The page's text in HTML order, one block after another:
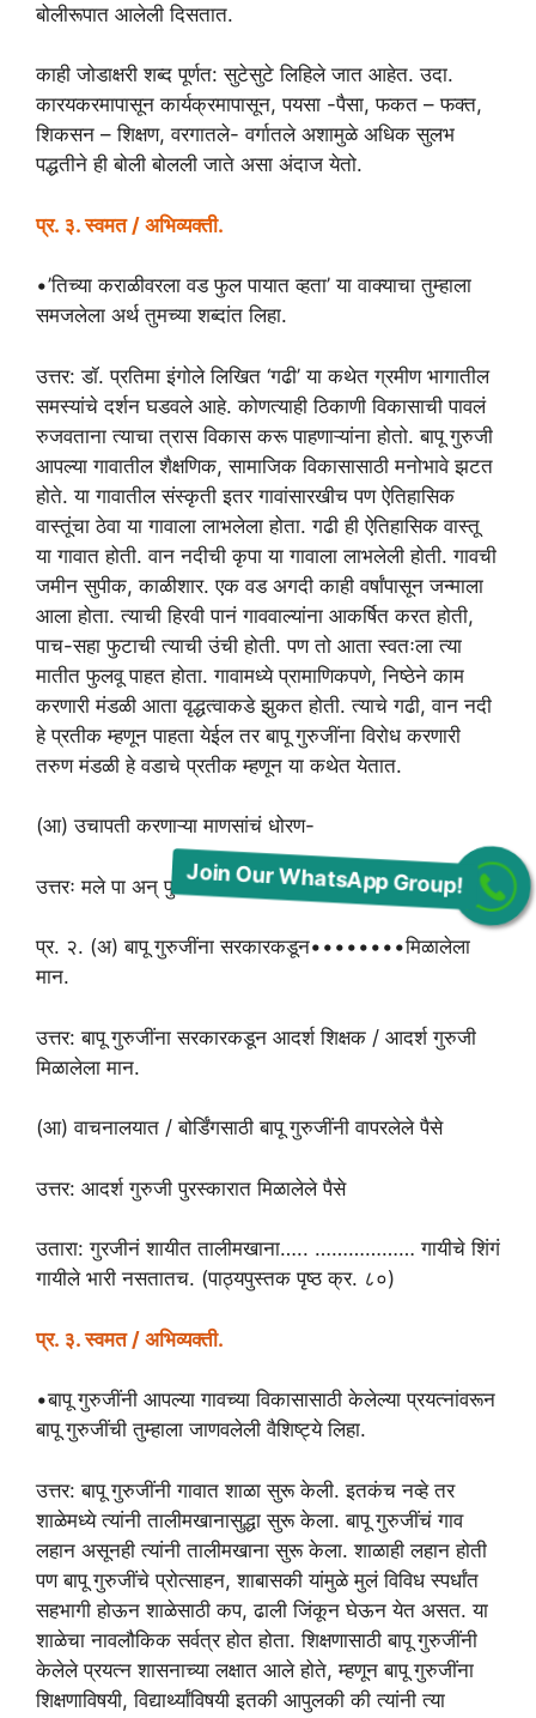
बोलीरूपात आलेली दिसतात.
काही जोडाक्षरी शब्द पूर्णत: सुटेसुटे लिहिले जात आहेत. उदा.
कारयकरमापासून कार्यक्रमापासून, पयसा -पैसा, फकत – फक्त,
शिकसन – शिक्षण, वरगातले- वर्गातले अशामुळे अधिक सुलभ
पद्धतीने ही बोली बोलली जाते असा अंदाज येतो.
प्र. ३. स्वमत / अभिव्यक्ती.
•’तिच्या कराळीवरला वड फुल पायात व्हता’ या वाक्याचा तुम्हाला
समजलेला अर्थ तुमच्या शब्दांत लिहा.
उत्तर: डॉ. प्रतिमा इंगोले लिखित ‘गढी’ या कथेत ग्रमीण भागातील
समस्यांचे दर्शन घडवले आहे. कोणत्याही ठिकाणी विकासाची पावलं
रुजवताना त्याचा त्रास विकास करू पाहणाऱ्यांना होतो. बापू गुरुजी
आपल्या गावातील शैक्षणिक, सामाजिक विकासासाठी मनोभावे झटत
होते. या गावातील संस्कृती इतर गावांसारखीच पण ऐतिहासिक
वास्तूंचा ठेवा या गावाला लाभलेला होता. गढी ही ऐतिहासिक वास्तू
या गावात होती. वान नदीची कृपा या गावाला लाभलेली होती. गावची
जमीन सुपीक, काळीशार. एक वड अगदी काही वर्षांपासून जन्माला
आला होता. त्याची हिरवी पानं गाववाल्यांना आकर्षित करत होती,
पाच-सहा फुटाची त्याची उंची होती. पण तो आता स्वतःला त्या
मातीत फुलवू पाहत होता. गावामध्ये प्रामाणिकपणे, निष्ठेने काम
करणारी मंडळी आता वृद्धत्वाकडे झुकत होती. त्याचे गढी, वान नदी
हे प्रतीक म्हणून पाहता येईल तर बापू गुरुजींना विरोध करणारी
तरुण मंडळी हे वडाचे प्रतीक म्हणून या कथेत येतात.
(आ) उचापती करणाऱ्या माणसांचं धोरण-
उत्तरः मले पा अन् फुलं वहा.
प्र. २. (अ) बापू गुरुजींना सरकारकडून••••••••मिळालेला
मान.
उत्तर: बापू गुरुजींना सरकारकडून आदर्श शिक्षक / आदर्श गुरुजी
मिळालेला मान.
(आ) वाचनालयात / बोर्डिंगसाठी बापू गुरुजींनी वापरलेले पैसे
उत्तर: आदर्श गुरुजी पुरस्कारात मिळालेले पैसे
उतारा: गुरजीनं शायीत तालीमखाना….. ……………… गायीचे शिंगं
गायीले भारी नसतातच. (पाठ्यपुस्तक पृष्ठ क्र. ८०)
प्र. ३. स्वमत / अभिव्यक्ती.
•बापू गुरुजींनी आपल्या गावच्या विकासासाठी केलेल्या प्रयत्नांवरून
बापू गुरुजींची तुम्हाला जाणवलेली वैशिष्ट्ये लिहा.
उत्तर: बापू गुरुजींनी गावात शाळा सुरू केली. इतकंच नव्हे तर
शाळेमध्ये त्यांनी तालीमखानासुद्धा सुरू केला. बापू गुरुजींचं गाव
लहान असूनही त्यांनी तालीमखाना सुरू केला. शाळाही लहान होती
पण बापू गुरुजींचे प्रोत्साहन, शाबासकी यांमुळे मुलं विविध स्पर्धांत
सहभागी होऊन शाळेसाठी कप, ढाली जिंकून घेऊन येत असत. या
शाळेचा नावलौकिक सर्वत्र होत होता. शिक्षणासाठी बापू गुरुजींनी
केलेले प्रयत्न शासनाच्या लक्षात आले होते, म्हणून बापू गुरुजींना
शिक्षणाविषयी, विद्यार्थ्यांविषयी इतकी आपुलकी की त्यांनी त्या
Join Our WhatsApp Group!